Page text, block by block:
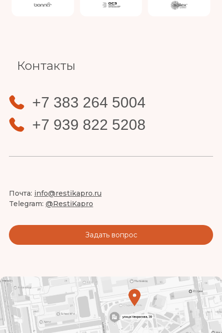
Контакты
+7 383 264 5004
+7 939 822 5208
Почта: info@restikapro.ru
Telegram: @RestiKapro
Задать вопрос